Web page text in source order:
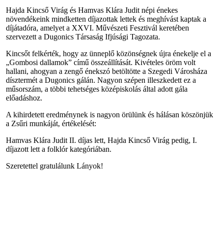
Hajda Kincső Virág és Hamvas Klára Judit népi énekes
növendékeink mindketten díjazottak lettek és meghívást kaptak a
díjátadóra, amelyet a XXVI. Művészeti Fesztivál keretében
szervezett a Dugonics Társaság Ifjúsági Tagozata.
Kincsőt felkérték, hogy az ünneplő közönségnek újra énekelje el a
„Gombosi dallamok” című összeállítását. Kivételes öröm volt
hallani, ahogyan a zengő énekszó betöltötte a Szegedi Városháza
dísztermét a Dugonics gálán. Nagyon szépen illeszkedett ez a
műsorszám, a többi tehetséges középiskolás által adott gála
előadáshoz.
A kihirdetett eredménynek is nagyon örülünk és hálásan köszönjük
a Zsűri munkáját, értékelését:
Hamvas Klára Judit II. díjas lett, Hajda Kincső Virág pedig, I.
díjazott lett a folklór kategóriában.
Szeretettel gratulálunk Lányok!